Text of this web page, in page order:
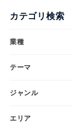
カテゴリ検索
業種
テーマ
ジャンル
エリア